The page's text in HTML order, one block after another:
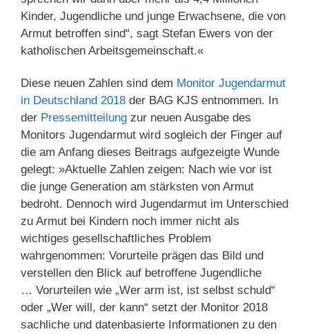
Kinder, Jugendliche und junge Erwachsene, die von
Armut betroffen sind“, sagt Stefan Ewers von der
katholischen Arbeitsgemeinschaft.«
Diese neuen Zahlen sind dem Monitor Jugendarmut
in Deutschland 2018 der BAG KJS entnommen. In
der Pressemitteilung zur neuen Ausgabe des
Monitors Jugendarmut wird sogleich der Finger auf
die am Anfang dieses Beitrags aufgezeigte Wunde
gelegt: »Aktuelle Zahlen zeigen: Nach wie vor ist
die junge Generation am stärksten von Armut
bedroht. Dennoch wird Jugendarmut im Unterschied
zu Armut bei Kindern noch immer nicht als
wichtiges gesellschaftliches Problem
wahrgenommen: Vorurteile prägen das Bild und
verstellen den Blick auf betroffene Jugendliche
… Vorurteilen wie „Wer arm ist, ist selbst schuld“
oder „Wer will, der kann“ setzt der Monitor 2018
sachliche und datenbasierte Informationen zu den